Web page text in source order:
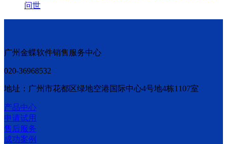
问世
广州金蝶软件销售服务中心
020-36968532
地址：广州市花都区绿地空港国际中心4号地4栋1107室
产品中心
申请试用
售后服务
成功案例